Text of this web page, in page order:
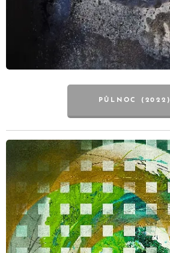
PŮLNOC (2022)